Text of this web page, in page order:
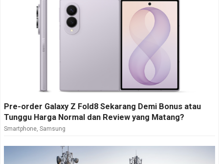
Pre-order Galaxy Z Fold8 Sekarang Demi Bonus atau
Tunggu Harga Normal dan Review yang Matang?
Smartphone, Samsung